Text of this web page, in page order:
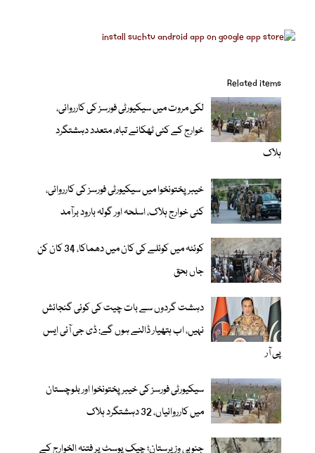
Related items
لکی مروت میں سیکیورٹی فورسز کی کارروائی،
خوارج کے کئی ٹھکانے تباہ، متعدد دہشتگرد
ہلاک
خیبر پختونخوا میں سیکیورٹی فورسز کی کارروائی،
کئی خوارج ہلاک، اسلحہ اور گولہ بارود برآمد
کوئٹہ میں کوئلے کی کان میں دھماکا، 34 کان کن
جاں بحق
دہشت گردوں سے بات چیت کی کوئی گنجائش
نہیں، اب ہتھیار ڈالنے ہوں گے: ڈی جی آئی ایس
پی آر
سیکیورٹی فورسز کی خیبر پختونخوا اور بلوچستان
میں کارروائیاں، 32 دہشتگرد ہلاک
جنوبی وزیرستان؛ چیک پوسٹ پر فتنہ الخوارج کے